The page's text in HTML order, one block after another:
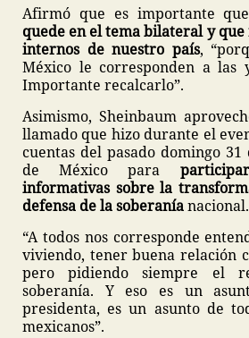
Afirmó que es importante que
quede en el tema bilateral y que
internos de nuestro país,
México le corresponden a las
Importante recalcarlo”.
Asimismo, Sheinbaum
llamado que hizo durante el
cuentas del pasado domingo
de México para
informativas sobre la
defensa de la soberaníanacional.
“A todos nos corresponde
viviendo, tener buena relación
pero pidiendo siempre el
soberanía. Y eso es un
presidenta, es un asunto de
mexicanos”.